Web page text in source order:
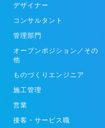
デザイナー
コンサルタント
管理部門
オープンポジション／その
他
ものづくりエンジニア
施工管理
営業
接客・サービス職